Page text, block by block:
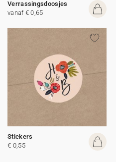
Verrassingsdoosjes
vanaf € 0,65
Stickers
€ 0,55